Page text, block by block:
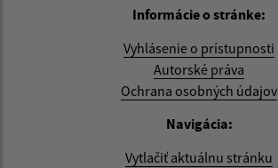
Informácie o stránke:
Vyhlásenie o prístupnosti
Autorské práva
Ochrana osobných údajov
Navigácia:
Vytlačiť aktuálnu stránku